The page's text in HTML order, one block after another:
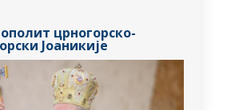
црногорско-
Јоаникије